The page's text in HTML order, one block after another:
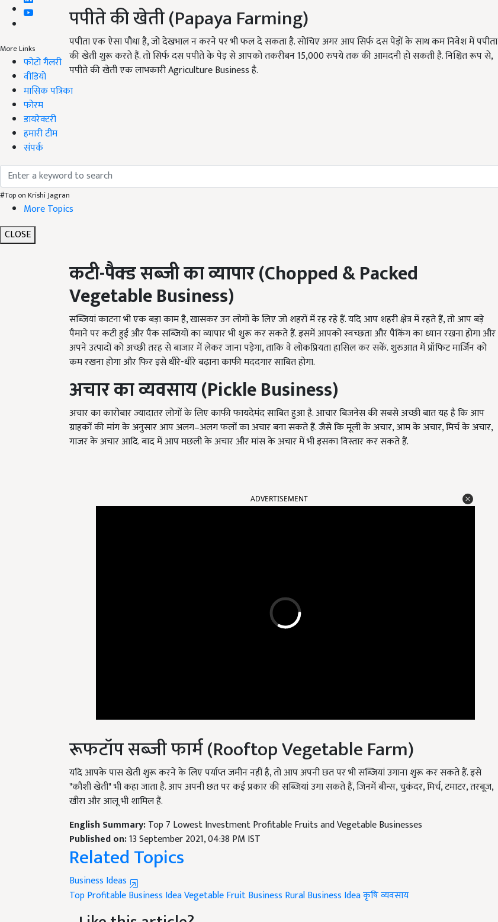
More Links
फोटो गैलरी
वीडियो
मासिक पत्रिका
फोरम
डायरेक्टरी
हमारी टीम
संपर्क
#Top on Krishi Jagran
More Topics
CLOSE
पपीते की खेती (Papaya Farming)
पपीता एक ऐसा पौधा है, जो देखभाल न करने पर भी फल दे सकता है. सोचिए अगर आप सिर्फ दस पेड़ों के साथ कम निवेश में पपीता
की खेती शुरू करते हैं. तो सिर्फ दस पपीते के पेड़ से आपको तकरीबन 15,000 रुपये तक की आमदनी हो सकती है. निश्चित रूप से,
पपीते की खेती एक लाभकारी Agriculture Business है.
कटी-पैक्ड सब्जी का व्यापार(Chopped & Packed
Vegetable Business)
सब्जियां काटना भी एक बड़ा काम है, खासकर उन लोगों के लिए जो शहरों में रह रहे हैं. यदि आप शहरी क्षेत्र में रहते हैं, तो आप बड़े
पैमाने पर कटी हुई और पैक सब्जियों का व्यापार भी शुरू कर सकते हैं. इसमें आपको स्वच्छता और पैकिंग का ध्यान रखना होगा और
अपने उत्पादों को अच्छी तरह से बाजार में लेकर जाना पड़ेगा, ताकि वे लोकप्रियता हासिल कर सकें. शुरुआत में प्रॉफिट मार्जिन को
कम रखना होगा और फिर इसे धीरे-धीरे बढ़ाना काफी मददगार साबित होगा.
अचार का व्यवसाय(Pickle Business)
अचार का कारोबार ज्यादातर लोगों के लिए काफी फायदेमंद साबित हुआ है. आचार बिजनेस की सबसे अच्छी बात यह है कि आप
ग्राहकों की मांग के अनुसार आप अलग–अलग फलों का अचार बना सकते हैं. जैसे कि मूली के अचार, आम के अचार, मिर्च के अचार,
गाजर के अचार आदि. बाद में आप मछली के अचार और मांस के अचार में भी इसका विस्तार कर सकते हैं.
रूफटॉप सब्जी फार्म (Rooftop Vegetable Farm)
यदि आपके पास खेती शुरू करने के लिए पर्याप्त जमीन नहीं है, तो आप अपनी छत पर भी सब्जियां उगाना शुरू कर सकते हैं. इसे
"कौशी खेती" भी कहा जाता है. आप अपनी छत पर कई प्रकार की सब्जियां उगा सकते हैं, जिनमें बीन्स, चुकंदर, मिर्च, टमाटर, तरबूज,
खीरा और आलू भी शामिल हैं.
English Summary:
Published on:13 September 2021, 04:38 PM IST
Related Topics
Business Ideas
Top Profitable Business Idea
Like this article?